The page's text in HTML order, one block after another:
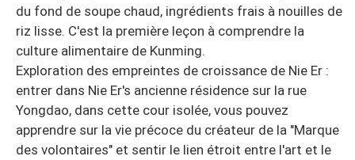
du fond de soupe chaud, ingrédients frais à nouilles de
riz lisse. C'est la première leçon à comprendre la
culture alimentaire de Kunming.
Exploration des empreintes de croissance de Nie Er :
entrer dans Nie Er's ancienne résidence sur la rue
Yongdao, dans cette cour isolée, vous pouvez
apprendre sur la vie précoce du créateur de la "Marque
des volontaires" et sentir le lien étroit entre l'art et le